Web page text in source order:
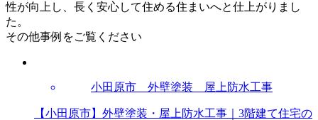
性が向上し、長く安心して住める住まいへと仕上がりまし
た。
その他事例をご覧ください
小田原市 外壁塗装 屋上防水工事
【小田原市】外壁塗装・屋上防水工事｜3階建て住宅の